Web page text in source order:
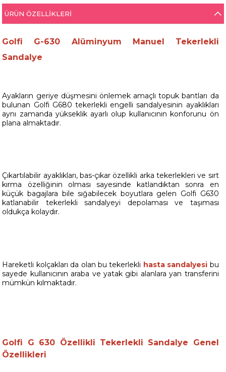
ÜRÜN ÖZELLIKLERI
Golfi G-630 Alüminyum Manuel Tekerlekli
Sandalye
Ayakların geriye düşmesini önlemek amaçlı topuk bantları da
bulunan Golfi G680 tekerlekli engelli sandalyesinin ayaklıkları
aynı zamanda yükseklik ayarlı olup kullanıcının konforunu ön
plana almaktadır.
Çıkartılabilir ayaklıkları, bas-çıkar özellikli arka tekerlekleri ve sırt
kırma özelliğinin olması sayesinde katlandıktan sonra en
küçük bagajlara bile sığabilecek boyutlara gelen Golfi G630
katlanabilir tekerlekli sandalyeyi depolaması ve taşıması
oldukça kolaydır.
Hareketli kolçakları da olan bu tekerlekli hasta sandalyesi bu
sayede kullanıcının araba ve yatak gibi alanlara yan transferini
mümkün kılmaktadır.
Golfi G 630 Özellikli Tekerlekli Sandalye Genel
Özellikleri